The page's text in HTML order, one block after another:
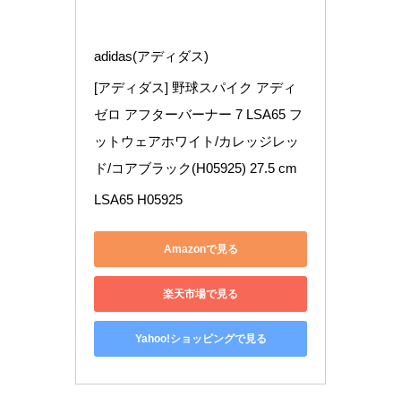
adidas(アディダス)
[アディダス] 野球スパイク アディ
ゼロ アフターバーナー 7 LSA65 フ
ットウェアホワイト/カレッジレッ
ド/コアブラック(H05925) 27.5 cm
LSA65 H05925
Amazonで見る
楽天市場で見る
Yahoo!ショッピングで見る